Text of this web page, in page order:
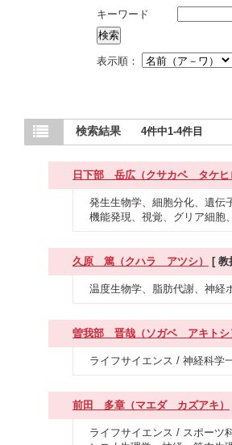
キーワード
表示順：
検索結果 4件中1-4件目
日下部 岳広（クサカベ タケヒ
発生生物学、細胞分化、遺伝
機能発現、視覚、グリア細胞
久原 篤（クハラ アツシ） [ 教
温度生物学、脂肪代謝、神経
曽我部 晋哉（ソガベ アキトシ
ライフサイエンス / 神経科学
前田 多章（マエダ カズアキ）
ライフサイエンス / スポーツ